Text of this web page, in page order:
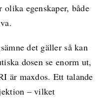
egenskaper, både
det gäller så kan
dosen se enorm ut,
är maxdos. Ett talande
– vilket